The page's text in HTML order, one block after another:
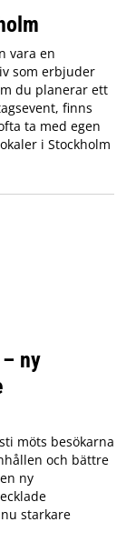
vara en
som erbjuder
du planerar ett
finns
ta med egen
i Stockholm
ny
möts besökarna
och bättre
ny
starkare